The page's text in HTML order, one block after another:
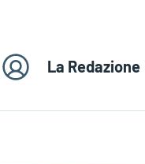
La Redazione